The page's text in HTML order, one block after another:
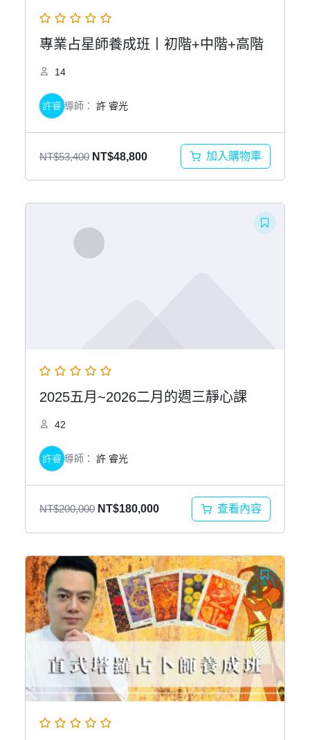
專業占星師養成班丨初階+中階+高階
14
許睿 導師： 許 睿光
NT$53,400 原
NT$53,400。
NT$48,800目
加入購物車
2025五月~2026二月的週三靜心課
42
許睿 導師： 許 睿光
NT$200,000 原
格：
NT$200,000。
NT$180,000目
格：
NT$180,000。
查看內容